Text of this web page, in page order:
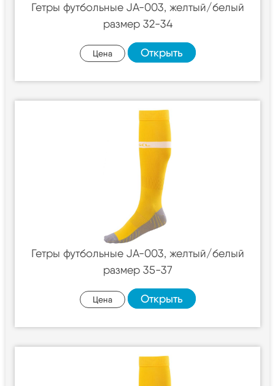
Гетры футбольные JA-003, желтый/белый
размер 32-34
Цена Открыть
Гетры футбольные JA-003, желтый/белый
размер 35-37
Цена Открыть